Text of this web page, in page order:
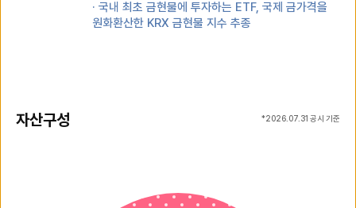
· 국내 최초 금현물에 투자하는 ETF, 국제 금가격을
원화환산한 KRX 금현물 지수 추종
자산구성 *2026.07.31 공시 기준